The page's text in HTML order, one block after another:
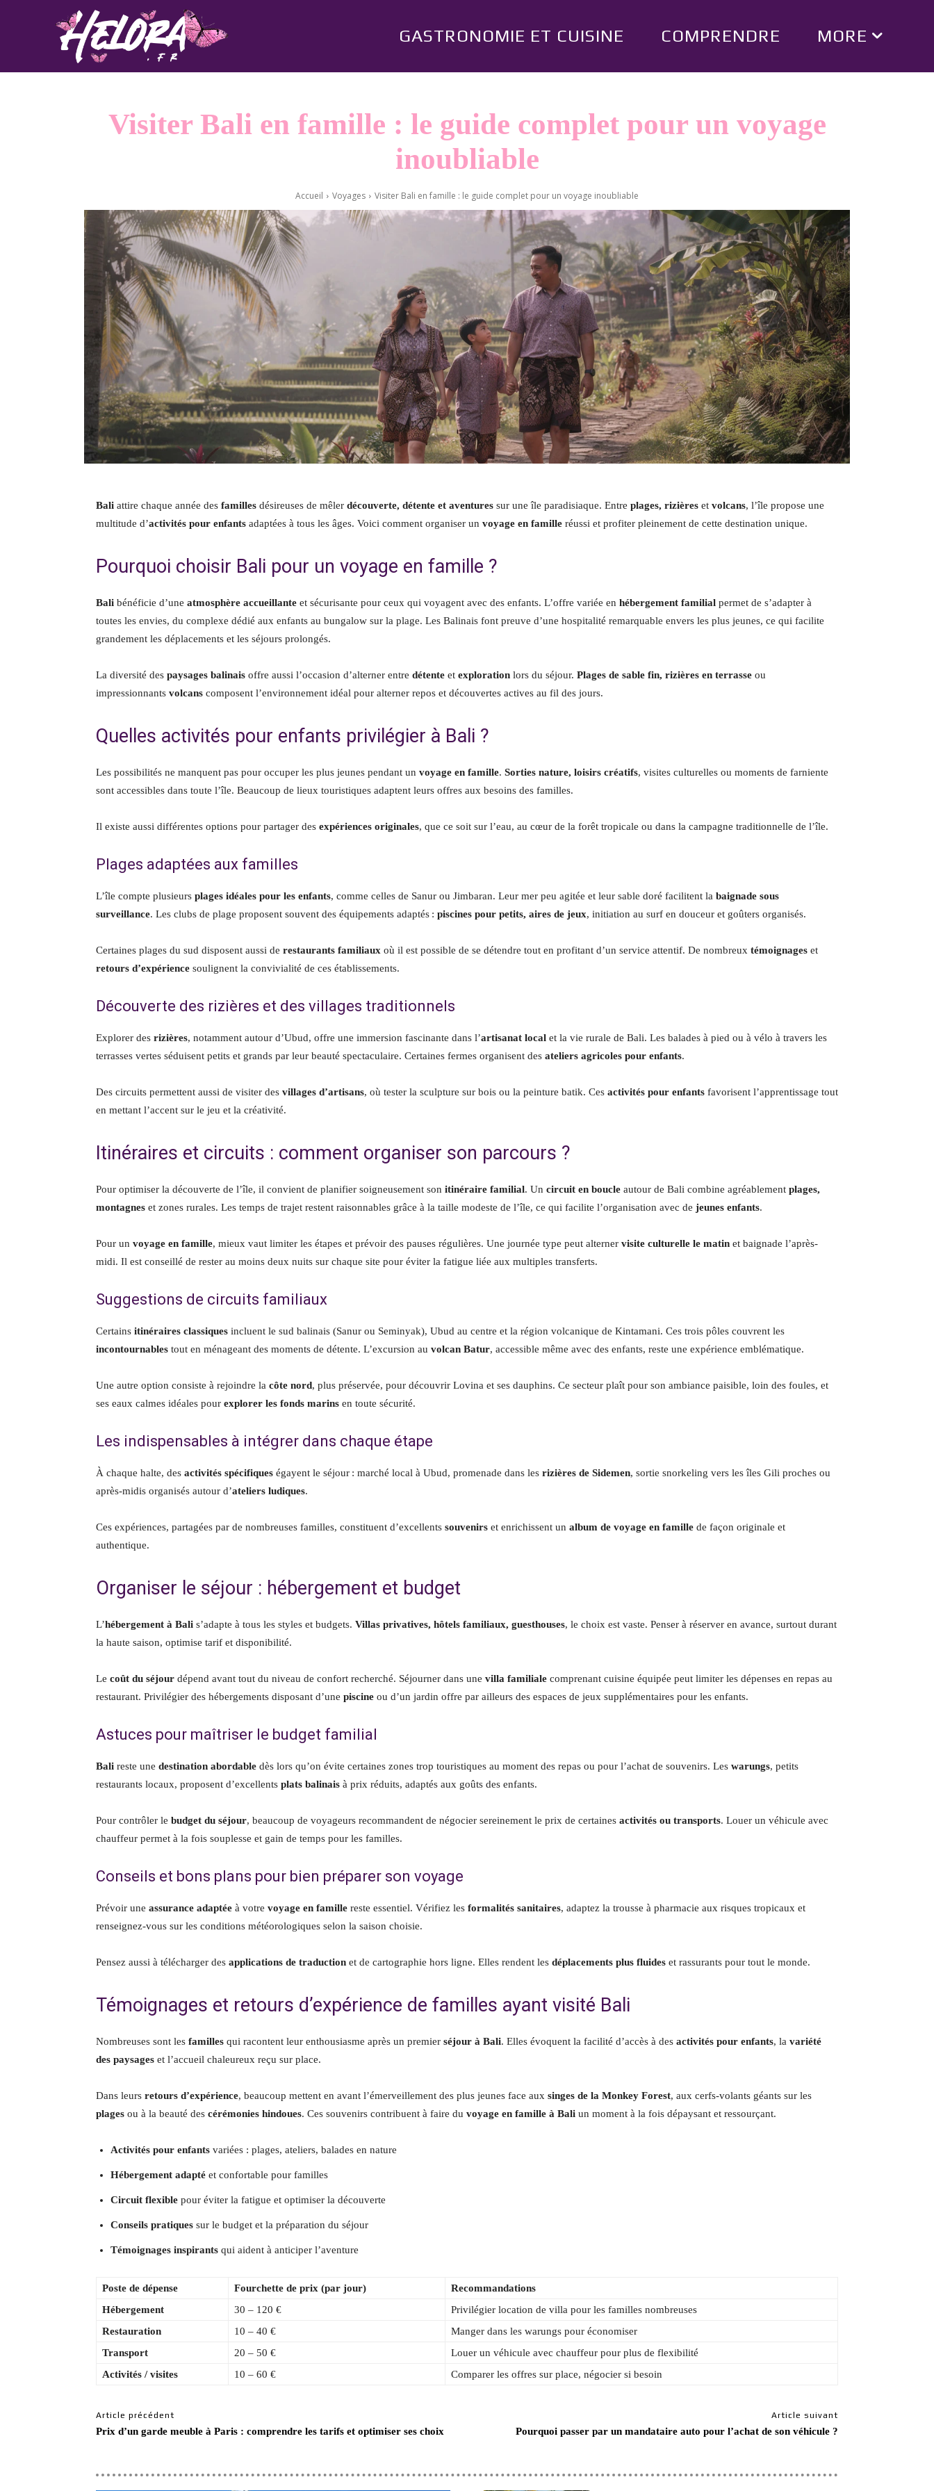
GASTRONOMIE ET CUISINE COMPRENDRE MORE
Visiter Bali en famille : le guide complet pour un voyage
inoubliable
Accueil Voyages Visiter Bali en famille : le guide complet pour un voyage inoubliable
Bali attire chaque année des familles désireuses de mêler découverte, détente et aventures sur une île paradisiaque. Entre plages, rizières et volcans, l’île propose une
multitude d’activités pour enfants adaptées à tous les âges. Voici comment organiser un voyage en famille réussi et profiter pleinement de cette destination unique.
Pourquoi choisir Bali pour un voyage en famille ?
Bali bénéficie d’une atmosphère accueillante et sécurisante pour ceux qui voyagent avec des enfants. L’offre variée en hébergement familial permet de s’adapter à
toutes les envies, du complexe dédié aux enfants au bungalow sur la plage. Les Balinais font preuve d’une hospitalité remarquable envers les plus jeunes, ce qui facilite
grandement les déplacements et les séjours prolongés.
La diversité des paysages balinais offre aussi l’occasion d’alterner entre détente et exploration lors du séjour. Plages de sable fin, rizières en terrasse ou
impressionnants volcans composent l’environnement idéal pour alterner repos et découvertes actives au fil des jours.
Quelles activités pour enfants privilégier à Bali ?
Les possibilités ne manquent pas pour occuper les plus jeunes pendant un voyage en famille. Sorties nature, loisirs créatifs, visites culturelles ou moments de farniente
sont accessibles dans toute l’île. Beaucoup de lieux touristiques adaptent leurs offres aux besoins des familles.
Il existe aussi différentes options pour partager des expériences originales, que ce soit sur l’eau, au cœur de la forêt tropicale ou dans la campagne traditionnelle de l’île.
Plages adaptées aux familles
L’île compte plusieurs plages idéales pour les enfants, comme celles de Sanur ou Jimbaran. Leur mer peu agitée et leur sable doré facilitent la baignade sous
surveillance. Les clubs de plage proposent souvent des équipements adaptés : piscines pour petits, aires de jeux, initiation au surf en douceur et goûters organisés.
Certaines plages du sud disposent aussi de restaurants familiaux où il est possible de se détendre tout en profitant d’un service attentif. De nombreux témoignages et
retours d’expérience soulignent la convivialité de ces établissements.
Découverte des rizières et des villages traditionnels
Explorer des rizières, notamment autour d’Ubud, offre une immersion fascinante dans l’artisanat local et la vie rurale de Bali. Les balades à pied ou à vélo à travers les
terrasses vertes séduisent petits et grands par leur beauté spectaculaire. Certaines fermes organisent des ateliers agricoles pour enfants.
Des circuits permettent aussi de visiter des villages d’artisans, où tester la sculpture sur bois ou la peinture batik. Ces activités pour enfants favorisent l’apprentissage tout
en mettant l’accent sur le jeu et la créativité.
Itinéraires et circuits : comment organiser son parcours ?
Pour optimiser la découverte de l’île, il convient de planifier soigneusement son itinéraire familial. Un circuit en boucle autour de Bali combine agréablement plages,
montagnes et zones rurales. Les temps de trajet restent raisonnables grâce à la taille modeste de l’île, ce qui facilite l’organisation avec de jeunes enfants.
Pour un voyage en famille, mieux vaut limiter les étapes et prévoir des pauses régulières. Une journée type peut alterner visite culturelle le matin et baignade l’après-
midi. Il est conseillé de rester au moins deux nuits sur chaque site pour éviter la fatigue liée aux multiples transferts.
Suggestions de circuits familiaux
Certains itinéraires classiques incluent le sud balinais (Sanur ou Seminyak), Ubud au centre et la région volcanique de Kintamani. Ces trois pôles couvrent les
incontournables tout en ménageant des moments de détente. L’excursion au volcan Batur, accessible même avec des enfants, reste une expérience emblématique.
Une autre option consiste à rejoindre la côte nord, plus préservée, pour découvrir Lovina et ses dauphins. Ce secteur plaît pour son ambiance paisible, loin des foules, et
ses eaux calmes idéales pour explorer les fonds marins en toute sécurité.
Les indispensables à intégrer dans chaque étape
À chaque halte, des activités spécifiques égayent le séjour : marché local à Ubud, promenade dans les rizières de Sidemen, sortie snorkeling vers les îles Gili proches ou
après-midis organisés autour d’ateliers ludiques.
Ces expériences, partagées par de nombreuses familles, constituent d’excellents souvenirs et enrichissent un album de voyage en famille de façon originale et
authentique.
Organiser le séjour : hébergement et budget
L’hébergement à Bali s’adapte à tous les styles et budgets. Villas privatives, hôtels familiaux, guesthouses, le choix est vaste. Penser à réserver en avance, surtout durant
la haute saison, optimise tarif et disponibilité.
Le coût du séjour dépend avant tout du niveau de confort recherché. Séjourner dans une villa familiale comprenant cuisine équipée peut limiter les dépenses en repas au
restaurant. Privilégier des hébergements disposant d’une piscine ou d’un jardin offre par ailleurs des espaces de jeux supplémentaires pour les enfants.
Astuces pour maîtriser le budget familial
Bali reste une destination abordable dès lors qu’on évite certaines zones trop touristiques au moment des repas ou pour l’achat de souvenirs. Les warungs, petits
restaurants locaux, proposent d’excellents plats balinais à prix réduits, adaptés aux goûts des enfants.
Pour contrôler le budget du séjour, beaucoup de voyageurs recommandent de négocier sereinement le prix de certaines activités ou transports. Louer un véhicule avec
chauffeur permet à la fois souplesse et gain de temps pour les familles.
Conseils et bons plans pour bien préparer son voyage
Prévoir une assurance adaptée à votre voyage en famille reste essentiel. Vérifiez les formalités sanitaires, adaptez la trousse à pharmacie aux risques tropicaux et
renseignez-vous sur les conditions météorologiques selon la saison choisie.
Pensez aussi à télécharger des applications de traduction et de cartographie hors ligne. Elles rendent les déplacements plus fluides et rassurants pour tout le monde.
Témoignages et retours d’expérience de familles ayant visité Bali
Nombreuses sont les familles qui racontent leur enthousiasme après un premier séjour à Bali. Elles évoquent la facilité d’accès à des activités pour enfants, la variété
des paysages et l’accueil chaleureux reçu sur place.
Dans leurs retours d’expérience, beaucoup mettent en avant l’émerveillement des plus jeunes face aux singes de la Monkey Forest, aux cerfs-volants géants sur les
plages ou à la beauté des cérémonies hindoues. Ces souvenirs contribuent à faire du voyage en famille à Bali un moment à la fois dépaysant et ressourçant.
Activités pour enfants variées : plages, ateliers, balades en nature
Hébergement adapté et confortable pour familles
Circuit flexible pour éviter la fatigue et optimiser la découverte
Conseils pratiques sur le budget et la préparation du séjour
Témoignages inspirants qui aident à anticiper l’aventure
Poste de dépense Fourchette de prix (par jour)
Recommandations
Hébergement
30 – 120 €
Privilégier location de villa pour les familles nombreuses
Restauration
10 – 40 €
Manger dans les warungs pour économiser
Transport
20 – 50 €
Louer un véhicule avec chauffeur pour plus de flexibilité
Activités / visites
10 – 60 € Comparer les offres sur place, négocier si besoin
Article précédent
Prix d’un garde meuble à Paris : comprendre les tarifs et optimiser ses choix
Article suivant
Pourquoi passer par un mandataire auto pour l’achat de son véhicule ?